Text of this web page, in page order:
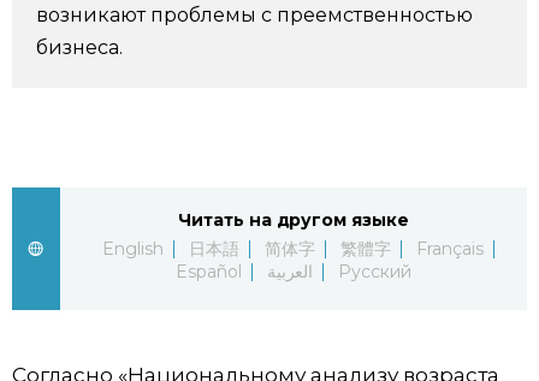
Экономика
Культура
Жизнь
Семья
возникают проблемы с преемственностью
бизнеса.
Читать на другом языке
English
日本語 简体字 繁體字
Français
Español
العربية Русский
Согласно «Национальному анализу возраста